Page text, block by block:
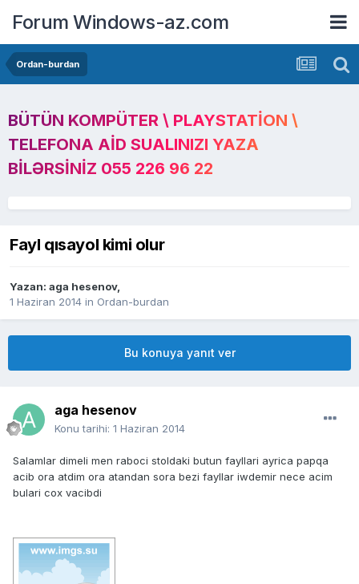
Forum Windows-az.com
Ordan-burdan
BÜTÜN KOMPÜTER \ PLAYSTATION \
TELEFONA AID SUALINIZI YAZA
BILƏRSINIZ 055 226 96 22
Fayl qısayol kimi olur
Yazan: aga hesenov,
1 Haziran 2014 in Ordan-burdan
Bu konuya yanıt ver
aga hesenov
Konu tarihi: 1 Haziran 2014
Salamlar dimeli men raboci stoldaki butun fayllari ayrica papqa
acib ora atdim ora atandan sora bezi fayllar iwdemir nece acim
bulari cox vacibdi